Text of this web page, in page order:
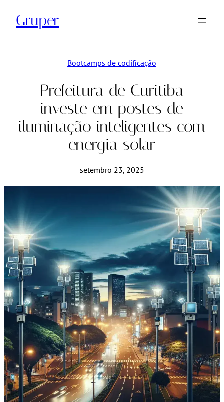
paraGruper
Bootcamps de codificação
Prefeitura de Curitiba
investe em postes de
iluminação inteligentes com
energia solar
setembro 23, 2025